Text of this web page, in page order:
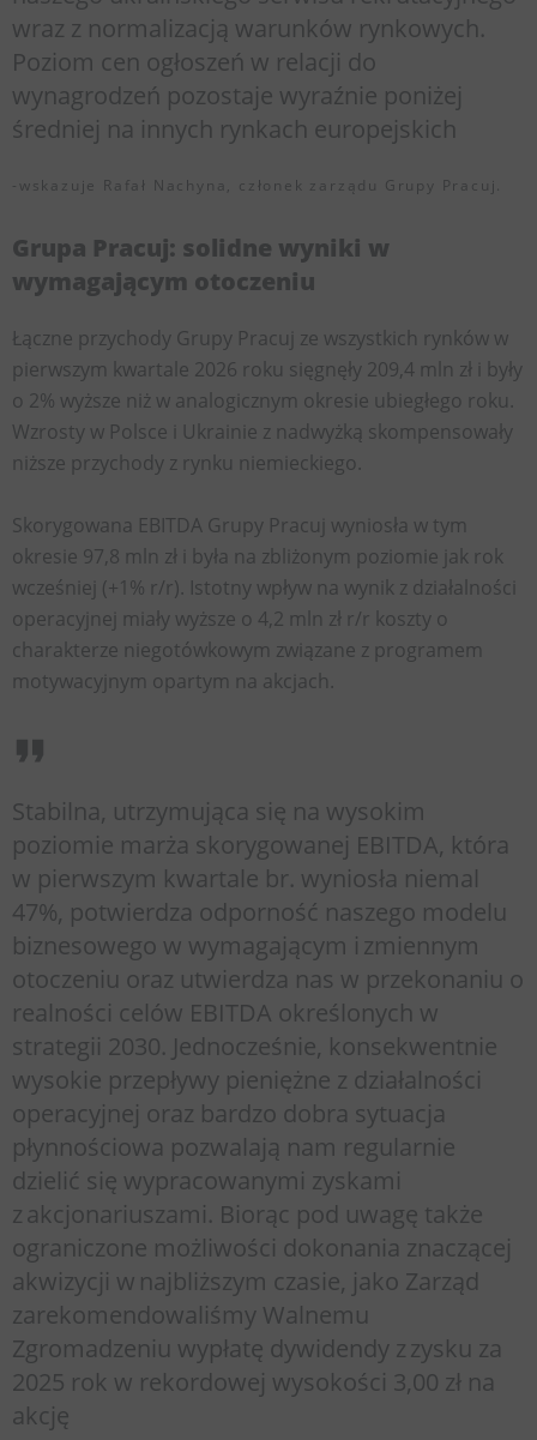
wraz z normalizacją warunków rynkowych.
Poziom cen ogłoszeń w relacji do
wynagrodzeń pozostaje wyraźnie poniżej
średniej na innych rynkach europejskich
-wskazuje Rafał Nachyna, członek zarządu Grupy Pracuj.
Grupa Pracuj: solidne wyniki w
wymagającym otoczeniu
Łączne przychody Grupy Pracuj ze wszystkich rynków w
pierwszym kwartale 2026 roku sięgnęły 209,4 mln zł i były
o 2% wyższe niż w analogicznym okresie ubiegłego roku.
Wzrosty w Polsce i Ukrainie z nadwyżką skompensowały
niższe przychody z rynku niemieckiego.
Skorygowana EBITDA Grupy Pracuj wyniosła w tym
okresie 97,8 mln zł i była na zbliżonym poziomie jak rok
wcześniej (+1% r/r). Istotny wpływ na wynik z działalności
operacyjnej miały wyższe o 4,2 mln zł r/r koszty o
charakterze niegotówkowym związane z programem
motywacyjnym opartym na akcjach.
Stabilna, utrzymująca się na wysokim
poziomie marża skorygowanej EBITDA, która
w pierwszym kwartale br. wyniosła niemal
47%, potwierdza odporność naszego modelu
biznesowego w wymagającym i zmiennym
otoczeniu oraz utwierdza nas w przekonaniu o
realności celów EBITDA określonych w
strategii 2030. Jednocześnie, konsekwentnie
wysokie przepływy pieniężne z działalności
operacyjnej oraz bardzo dobra sytuacja
płynnościowa pozwalają nam regularnie
dzielić się wypracowanymi zyskami
z akcjonariuszami. Biorąc pod uwagę także
ograniczone możliwości dokonania znaczącej
akwizycji w najbliższym czasie, jako Zarząd
zarekomendowaliśmy Walnemu
Zgromadzeniu wypłatę dywidendy z zysku za
2025 rok w rekordowej wysokości 3,00 zł na
akcję